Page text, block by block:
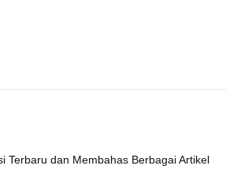
Terbaru dan Membahas Berbagai Artikel